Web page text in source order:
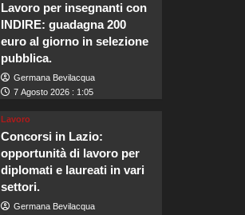
Lavoro per insegnanti con
INDIRE: guadagna 200
euro al giorno in selezione
pubblica.
Germana Bevilacqua
7 Agosto 2026 : 1:05
Lavoro
Concorsi in Lazio:
opportunità di lavoro per
diplomati e laureati in vari
settori.
Germana Bevilacqua